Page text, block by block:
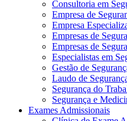
Consultoria em
Empresa de
Empresa
Empresas de
Empresas de
Especialistas em
Gestão de
Laudo de
Segurança do
Segurança e
Exames Admissionais